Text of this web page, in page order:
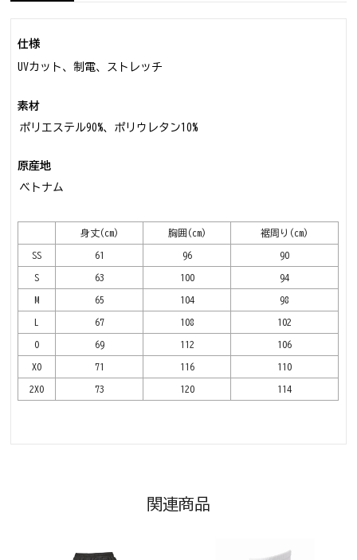
仕様
UVカット、制電、ストレッチ
素材
ポリエステル90%、ポリウレタン10%
原産地
ベトナム
身丈(cm) 胸囲(cm) 裾周り(cm)
SS 61 96 90
S 63 100 94
M 65 104 98
L 67 108 102
O 69 112 106
XO 71 116 110
2XO 73 120 114
関連商品